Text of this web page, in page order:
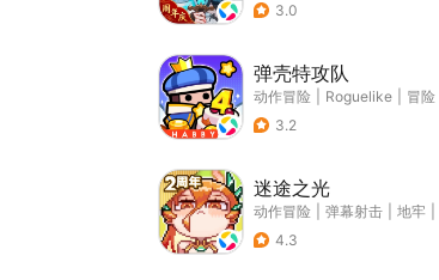
3.0
弹壳特攻队
动作冒险 Roguelike 冒险
3.2
迷途之光
动作冒险 弹幕射击 地牢
4.3